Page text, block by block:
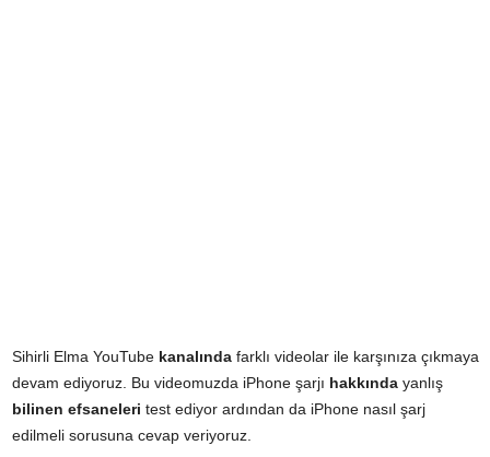
Sihirli Elma YouTube kanalında farklı videolar ile karşınıza çıkmaya
devam ediyoruz. Bu videomuzda iPhone şarjı hakkında yanlış
bilinen efsaneleri test ediyor ardından da iPhone nasıl şarj
edilmeli sorusuna cevap veriyoruz.